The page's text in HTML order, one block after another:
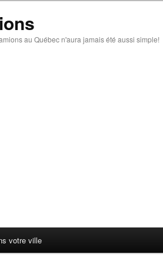
au Québec n'aura jamais été aussi simple!
votre ville